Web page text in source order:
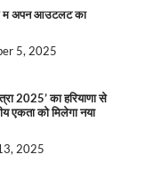
ग्लोबल” की ओर भारत
भारत मंडपम में होगा
2026
ने पंजाब में सौर
के लिए पीएसपीसीएल
से की मुलाकात
में अपने आउटलेट की
5, 2025
2025’ का हरियाणा से
एकता को मिलेगा नया
2025